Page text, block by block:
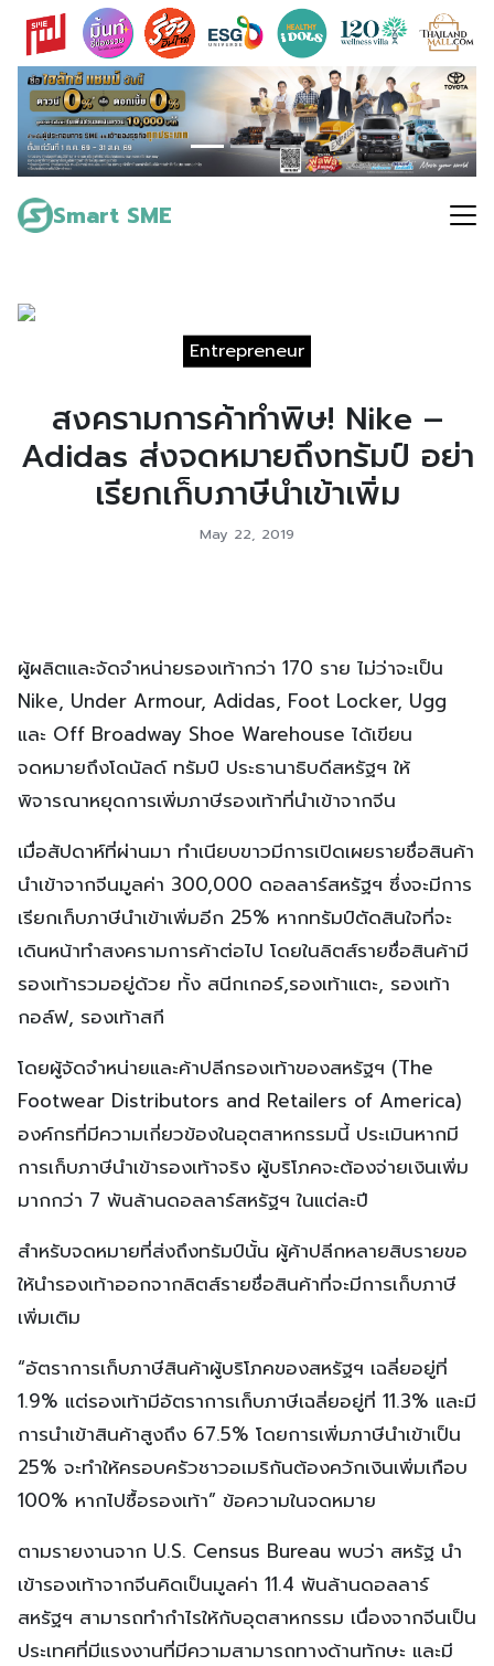
Skip
content
Smart SME
Search
for:
Entrepreneur
สงครามการค้าทำพิษ! Nike –
Adidas ส่งจดหมายถึงทรัมป์ อย่า
เรียกเก็บภาษีนำเข้าเพิ่ม
May 22, 2019
ผู้ผลิตและจัดจำหน่ายรองเท้ากว่า 170 ราย ไม่ว่าจะเป็น
Nike, Under Armour, Adidas, Foot Locker, Ugg
และ Off Broadway Shoe Warehouse ได้เขียน
จดหมายถึงโดนัลด์ ทรัมป์ ประธานาธิบดีสหรัฐฯ ให้
พิจารณาหยุดการเพิ่มภาษีรองเท้าที่นำเข้าจากจีน
เมื่อสัปดาห์ที่ผ่านมา ทำเนียบขาวมีการเปิดเผยรายชื่อสินค้า
นำเข้าจากจีนมูลค่า 300,000 ดอลลาร์สหรัฐฯ ซึ่งจะมีการ
เรียกเก็บภาษีนำเข้าเพิ่มอีก 25% หากทรัมป์ตัดสินใจที่จะ
เดินหน้าทำสงครามการค้าต่อไป โดยในลิตส์รายชื่อสินค้ามี
รองเท้ารวมอยู่ด้วย ทั้ง สนีกเกอร์,รองเท้าแตะ, รองเท้า
กอล์ฟ, รองเท้าสกี
โดยผู้จัดจำหน่ายและค้าปลีกรองเท้าของสหรัฐฯ (The
Footwear Distributors and Retailers of America)
องค์กรที่มีความเกี่ยวข้องในอุตสาหกรรมนี้ ประเมินหากมี
การเก็บภาษีนำเข้ารองเท้าจริง ผู้บริโภคจะต้องจ่ายเงินเพิ่ม
มากกว่า 7 พันล้านดอลลาร์สหรัฐฯ ในแต่ละปี
สำหรับจดหมายที่ส่งถึงทรัมป์นั้น ผู้ค้าปลีกหลายสิบรายขอ
ให้นำรองเท้าออกจากลิตส์รายชื่อสินค้าที่จะมีการเก็บภาษี
เพิ่มเติม
“อัตราการเก็บภาษีสินค้าผู้บริโภคของสหรัฐฯ เฉลี่ยอยู่ที่
1.9% แต่รองเท้ามีอัตราการเก็บภาษีเฉลี่ยอยู่ที่ 11.3% และมี
การนำเข้าสินค้าสูงถึง 67.5% โดยการเพิ่มภาษีนำเข้าเป็น
25% จะทำให้ครอบครัวชาวอเมริกันต้องควักเงินเพิ่มเกือบ
100% หากไปซื้อรองเท้า” ข้อความในจดหมาย
ตามรายงานจาก U.S. Census Bureau พบว่า สหรัฐ นำ
เข้ารองเท้าจากจีนคิดเป็นมูลค่า 11.4 พันล้านดอลลาร์
สหรัฐฯ สามารถทำกำไรให้กับอุตสาหกรรม เนื่องจากจีนเป็น
ประเทศที่มีแรงงานที่มีความสามารถทางด้านทักษะ และมี